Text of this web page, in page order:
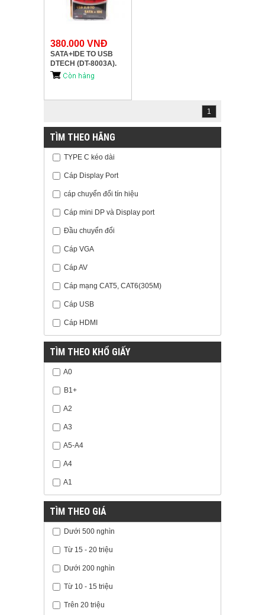
380.000 VNĐ
SATA+IDE TO USB
DTECH (DT-8003A).
1
TÌM THEO HÃNG
TYPE C kéo dài
Cáp Display Port
cáp chuyển đổi tín hiệu
Cáp mini DP và Display port
Đầu chuyển đổi
Cáp VGA
Cáp AV
Cáp mạng CAT5, CAT6(305M)
Cáp USB
Cáp HDMI
TÌM THEO KHỔ GIẤY
A0
B1+
A2
A3
A5-A4
A4
A1
TÌM THEO GIÁ
Dưới 500 nghìn
Từ 15 - 20 triệu
Dưới 200 nghìn
Từ 10 - 15 triệu
Trên 20 triệu